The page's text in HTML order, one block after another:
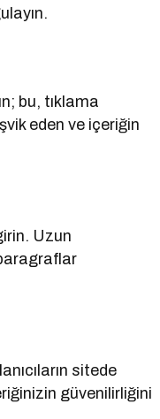
bu, tıklama
eden ve içeriğin
Uzun
sitede
güvenilirliğini